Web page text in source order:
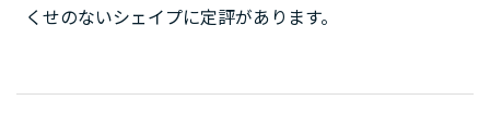
くせのないシェイプに定評があります。